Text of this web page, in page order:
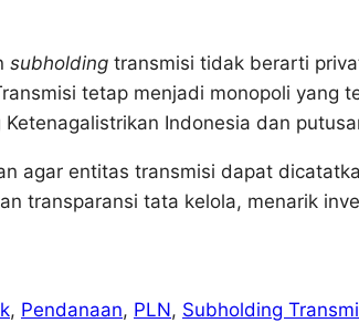
subholding transmisi tidak berarti
tetap menjadi monopoli yang
Indonesia dan
agar entitas transmisi dapat
transparansi tata kelola, menarik
, Pendanaan, PLN, Subholding